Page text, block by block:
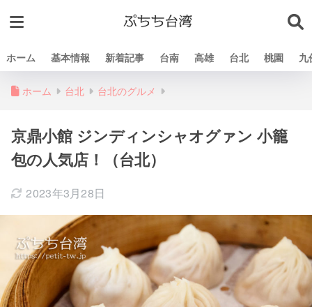
ホーム 基本情報 新着記事 台南 高雄 台北 桃園 九
ホーム 台北 台北のグルメ
京鼎小館 ジンディンシャオグァン 小籠
包の人気店！（台北）
2023年3月28日